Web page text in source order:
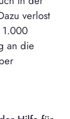
verlost
an die